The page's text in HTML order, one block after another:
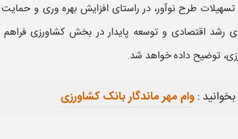
تسهیلات طرح نوآور، در راستای افزایش بهره‌ وری و حمایت
رشد اقتصادی و توسعه پایدار در بخش کشاورزی
توضیح داده خواهد شد.
:وام مهر ماندگار بانک کشاورزی